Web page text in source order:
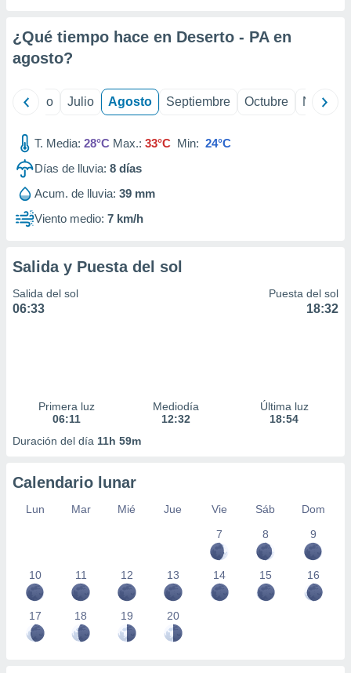
e
mediante
publicidad
publicidad
de
1199
¿Qué tiempo hace en Deserto - PA en
agosto?
Junio Julio Agosto Septiembre Octubre
T. Media: 28°C Max.: 33°C Min: 24°C
Días de lluvia: 8 días
Acum. de lluvia: 39 mm
Viento medio: 7 km/h
Salida y Puesta del sol
Salida del sol
06:33
Puesta del sol
18:32
Primera luz
06:11
Mediodía
12:32
Última luz
18:54
Duración del día 11h 59m
Calendario lunar
Lun Mar Mié Jue Vie Sáb
Dom
7
8 9
10 11 12 13 14 15 16
17 18 19 20